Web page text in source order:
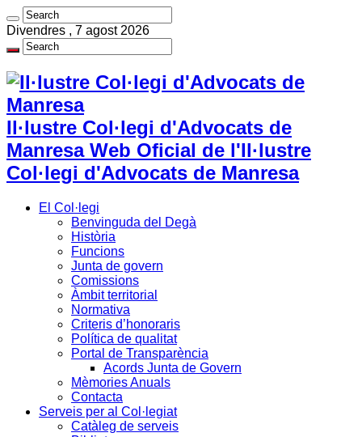
Divendres , 7 agost 2026
Il·lustre Col·legi d'Advocats de
Manresa Web Oficial de l'Il·lustre
Col·legi d'Advocats de Manresa
El Col·legi
Benvinguda del Degà
Història
Funcions
Junta de govern
Comissions
Àmbit territorial
Normativa
Criteris d’honoraris
Política de qualitat
Portal de Transparència
Acords Junta de Govern
Mèmories Anuals
Contacta
Serveis per al Col·legiat
Catàleg de serveis